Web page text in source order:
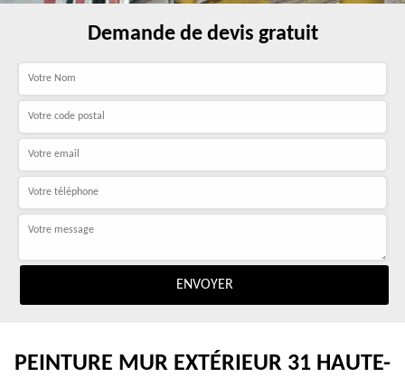
Demande de devis gratuit
PEINTURE MUR EXTÉRIEUR 31 HAUTE-